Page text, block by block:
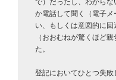
で）だったし、わからな
か電話して聞く（電子
い、もしくは意図的に
（おおむねが驚くほど
た。
登記においてひとつ失